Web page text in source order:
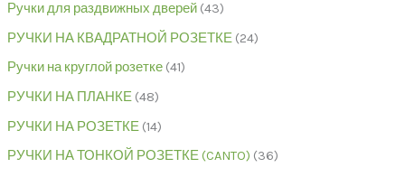
Ручки для раздвижных дверей 43
РУЧКИ НА КВАДРАТНОЙ РОЗЕТКЕ 24
Ручки на круглой розетке 41
РУЧКИ НА ПЛАНКЕ 48
РУЧКИ НА РОЗЕТКЕ 14
РУЧКИ НА ТОНКОЙ РОЗЕТКЕ (CANTO) 36